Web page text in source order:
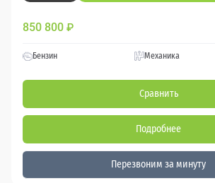
850 800 ₽
Бензин Механика
Сравнить
Подробнее
Перезвоним за минуту